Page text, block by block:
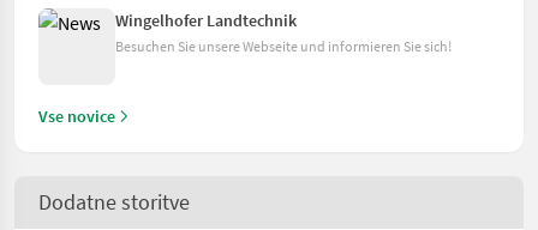
Wingelhofer Landtechnik
Besuchen Sie unsere Webseite und informieren Sie sich!
Vse novice
Dodatne storitve